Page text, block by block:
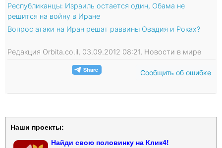
Республиканцы: Израиль остается один, Обама не
решится на войну в Иране
Вопрос атаки на Иран решат раввины Овадия и Роках?
Редакция Orbita.co.il, 03.09.2012 08:21, Новости в мире
Сообщить об ошибке
Наши проекты:
Найди свою половинку на Клик4!